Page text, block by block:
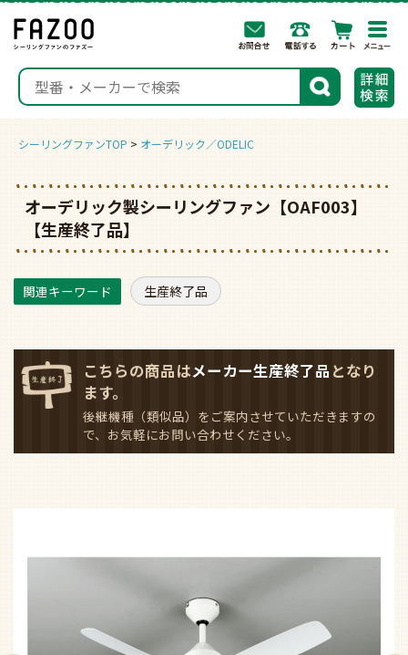
検索
シーリングファンTOP オーデリック／ODELIC
オーデリック製シーリングファン【OAF003】
【生産終了品】
生産終了品
こちらの商品はメーカー生産終了品 となり
ます。
後継機種（類似品）をご案内させていただきますの
で、お気軽にお問い合わせください。